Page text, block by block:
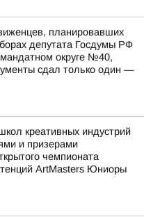
планировавших
депутата Госдумы РФ
округе №40,
сдал только один —
креативных индустрий
и призерами
чемпионата
ArtMasters Юниоры